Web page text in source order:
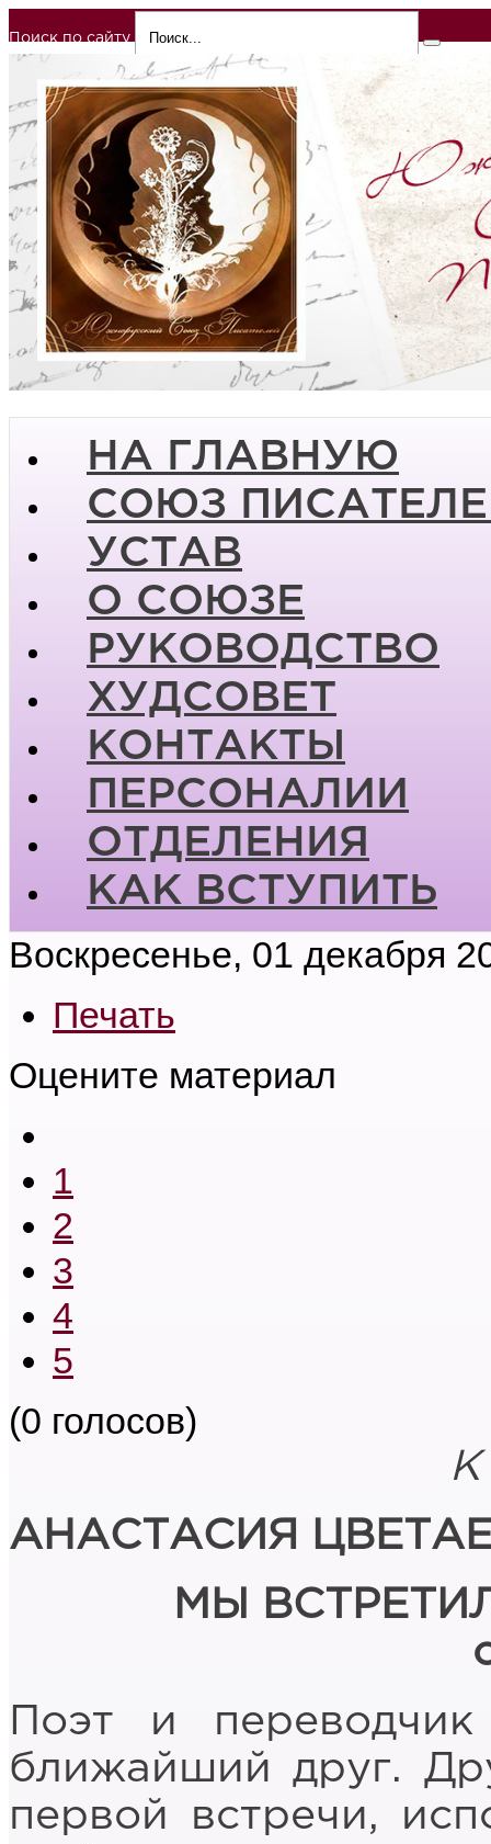
Поиск по сайту
НА ГЛАВНУЮ
СОЮЗ
УСТАВ
О СОЮЗЕ
РУКОВОДСТВО
ХУДСОВЕТ
КОНТАКТЫ
ПЕРСОНАЛИИ
ОТДЕЛЕНИЯ
КАК ВСТУПИТЬ
Воскресенье, 01 декабря
Печать
Оцените материал
1
2
3
4
5
(0 голосов)
К
АНАСТАСИЯ
МЫ
Поэт и
ближайший друг.
первой встречи,